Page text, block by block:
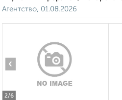
Агентство, 01.08.2026
2/6
‹